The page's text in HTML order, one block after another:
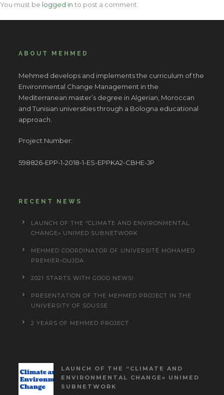
You must be logged in to post a comment.
ABOUT MEHMED
Mehmed develops and implements the curriculum of the
Environmental Change Management in the
Mediterranean master’s degree in Algerian, Moroccan
and Tunisian universities through a Bologna educational
approach.
Project Number:
598826-EPP-1-2018-1-ES-EPPKA2-CBHE-JP
RECENT NEWS
LAUNCH OF THE “CLIMATE AND ENVIRONMENTAL
CHANGE» UNIMED SUBNETWORK
MEHMED COORDINATOR OF UNIVERSITÉ MOHAMED
PREMIER-OUJDA
2021 STARTS WITH GOOD NEWS!
PRESENTATION OF THE MEHMED PROJECT IN THE
UNIVERSITY OF SOUSSE
2 YEARS OF MEHMED PROJECT
LAUNCH OF THE “CLIMATE AND
ENVIRONMENTAL CHANGE» UNIMED
SUBNETWORK